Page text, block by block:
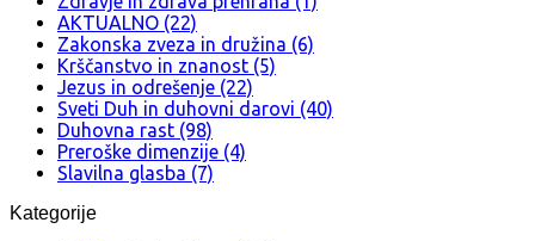
AKTUALNO (22)
Zakonska zveza in družina (6)
Krščanstvo in znanost (5)
Jezus in odrešenje (22)
Sveti Duh in duhovni darovi (40)
Duhovna rast (98)
Preroške dimenzije (4)
Slavilna glasba (7)
Kategorije